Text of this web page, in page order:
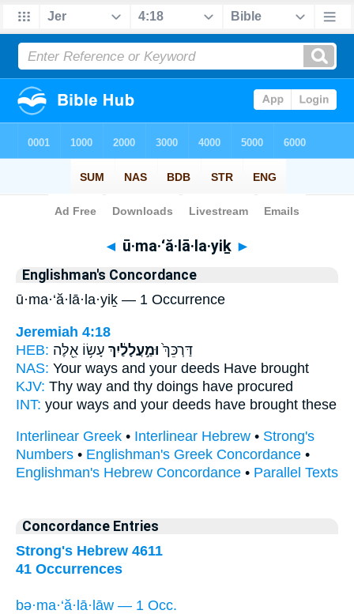
Bible> Strong's > Hebrew
◄ ū·ma·‘ă·lā·la·yiḵ ►
Englishman's Concordance
ū·ma·‘ă·lā·la·yiḵ — 1 Occurrence
Jeremiah 4:18
HEB:
דַּרְכֵּךְ֙ וּמַ֣עֲלָלַ֔יִךְ עָשׂ֥וֹ אֵ֖לֶּה
NAS: Your ways and your deeds Have brought
KJV: Thy way and thy doings have procured
INT: your ways and your deeds have brought these
Interlinear Greek • Interlinear Hebrew • Strong's
Numbers • Englishman's Greek Concordance •
Englishman's Hebrew Concordance • Parallel Texts
Concordance Entries
Strong's Hebrew 4611
41 Occurrences
bə·ma·‘ă·lā·lāw — 1 Occ.